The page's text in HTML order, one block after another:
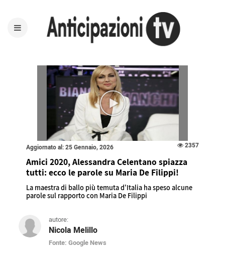
Aggiornato al: 25 Gennaio, 2026 2357
Amici 2020, Alessandra Celentano spiazza
tutti: ecco le parole su Maria De Filippi!
La maestra di ballo più temuta d'Italia ha speso alcune
parole sul rapporto con Maria De Filippi
autore:
Nicola Melillo
Fonte: Google News